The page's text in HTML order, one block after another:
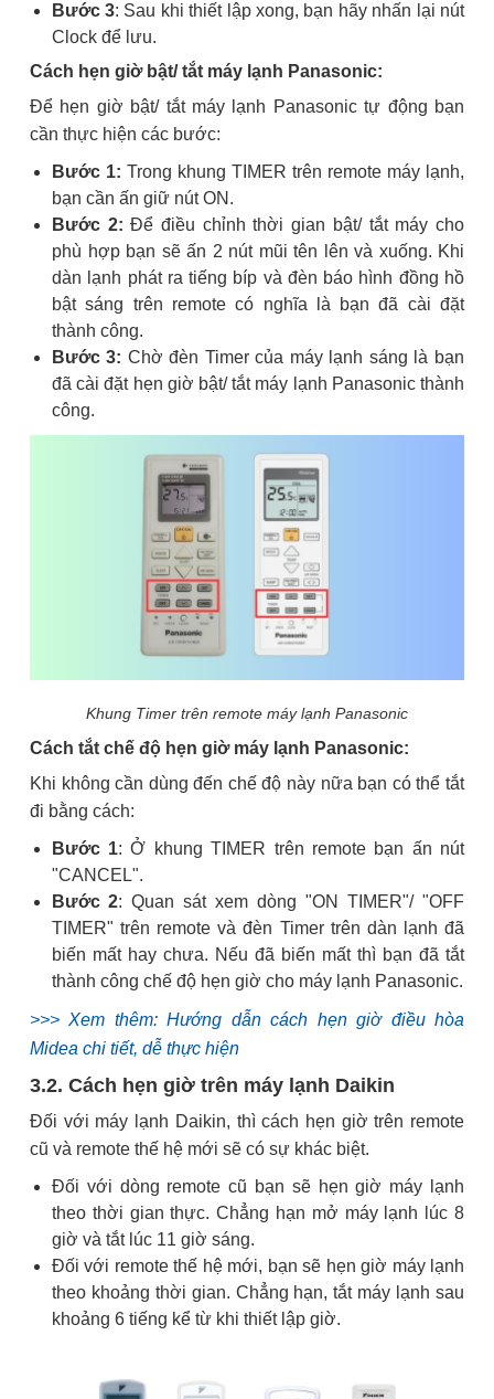
Bước 3: Sau khi thiết lập xong, bạn hãy nhấn lại nút
Clock để lưu.
Cách hẹn giờ bật/ tắt máy lạnh Panasonic:
Để hẹn giờ bật/ tắt máy lạnh Panasonic tự động bạn
cần thực hiện các bước:
Bước 1: Trong khung TIMER trên remote máy lạnh,
bạn cần ấn giữ nút ON.
Bước 2: Để điều chỉnh thời gian bật/ tắt máy cho
phù hợp bạn sẽ ấn 2 nút mũi tên lên và xuống. Khi
dàn lạnh phát ra tiếng bíp và đèn báo hình đồng hồ
bật sáng trên remote có nghĩa là bạn đã cài đặt
thành công.
Bước 3: Chờ đèn Timer của máy lạnh sáng là bạn
đã cài đặt hẹn giờ bật/ tắt máy lạnh Panasonic thành
công.
Khung Timer trên remote máy lạnh Panasonic
Cách tắt chế độ hẹn giờ máy lạnh Panasonic:
Khi không cần dùng đến chế độ này nữa bạn có thể tắt
đi bằng cách:
Bước 1: Ở khung TIMER trên remote bạn ấn nút
"CANCEL".
Bước 2: Quan sát xem dòng "ON TIMER"/ "OFF
TIMER" trên remote và đèn Timer trên dàn lạnh đã
biến mất hay chưa. Nếu đã biến mất thì bạn đã tắt
thành công chế độ hẹn giờ cho máy lạnh Panasonic.
>>> Xem thêm: Hướng dẫn cách hẹn giờ điều hòa
Midea chi tiết, dễ thực hiện
3.2. Cách hẹn giờ trên máy lạnh Daikin
Đối với máy lạnh Daikin, thì cách hẹn giờ trên remote
cũ và remote thế hệ mới sẽ có sự khác biệt.
Đối với dòng remote cũ bạn sẽ hẹn giờ máy lạnh
theo thời gian thực. Chẳng hạn mở máy lạnh lúc 8
giờ và tắt lúc 11 giờ sáng.
Đối với remote thế hệ mới, bạn sẽ hẹn giờ máy lạnh
theo khoảng thời gian. Chẳng hạn, tắt máy lạnh sau
khoảng 6 tiếng kể từ khi thiết lập giờ.